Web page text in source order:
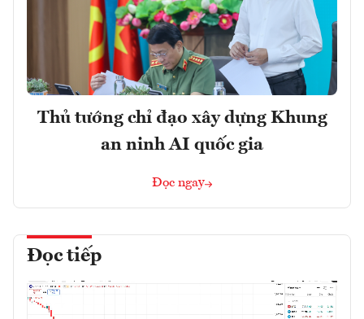
Thủ tướng chỉ đạo xây dựng Khung
an ninh AI quốc gia
Đọc ngay
Đọc tiếp